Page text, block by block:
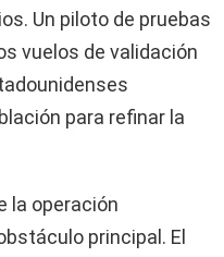
Un piloto de pruebas
vuelos de validación
para refinar la
la operación
principal. El